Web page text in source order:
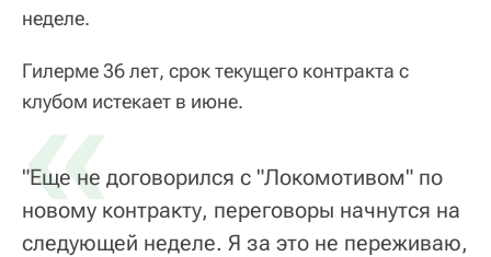
неделе.
Гилерме 36 лет, срок текущего контракта с
клубом истекает в июне.
«
"Еще не договорился с "Локомотивом" по
новому контракту, переговоры начнутся на
следующей неделе. Я за это не переживаю,